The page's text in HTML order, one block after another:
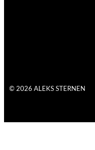
© 2026 ALEKS STERNEN